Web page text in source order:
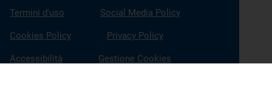
Termini d'uso Social Media Policy
Cookies Policy Privacy Policy
Accessibilità Gestione Cookies